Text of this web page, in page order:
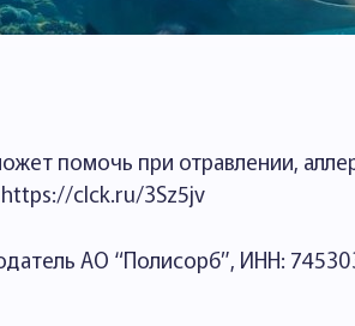
помочь при отравлении,
clck.ru/3Sz5jv
АО “Полисорб”, ИНН: